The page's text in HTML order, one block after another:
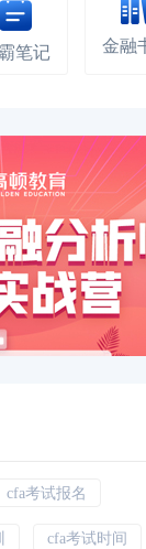
笔记 金融
cfa考试报名
cfa考试时间